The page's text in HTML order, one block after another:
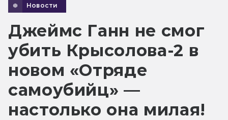
Новости
Джеймс Ганн не смог
убить Крысолова-2 в
новом «Отряде
самоубийц» —
настолько она милая!